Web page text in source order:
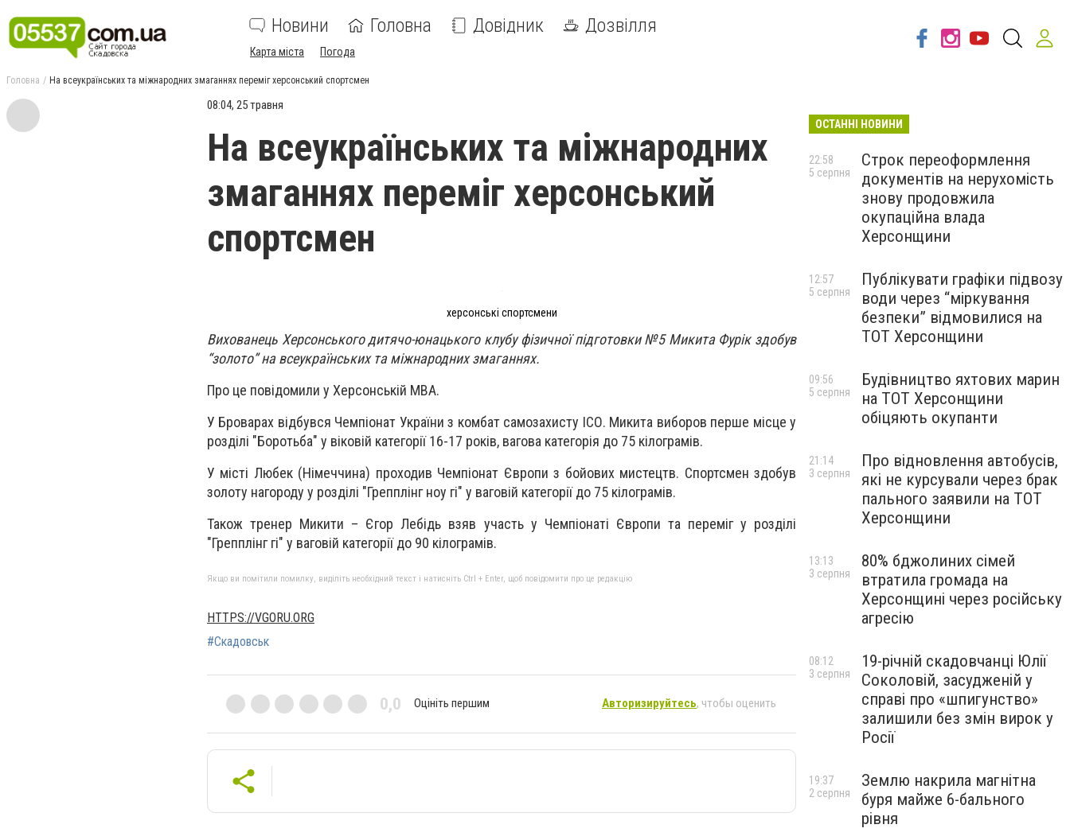
Новини Головна Довідник Дозвілля
Карта міста Погода
Головна На всеукраїнських та міжнародних змаганнях переміг херсонський спортсмен
08:04, 25 травня
На всеукраїнських та міжнародних
змаганнях переміг херсонський
спортсмен
херсонські спортсмени
Вихованець Херсонського дитячо-юнацького клубу фізичної підготовки №5 Микита Фурік здобув
“золото” на всеукраїнських та міжнародних змаганнях.
Про це повідомили у Херсонській МВА.
У Броварах відбувся Чемпіонат України з комбат самозахисту ІСО. Микита виборов перше місце у
розділі "Боротьба" у віковій категорії 16-17 років, вагова категорія до 75 кілограмів.
У місті Любек (Німеччина) проходив Чемпіонат Європи з бойових мистецтв. Спортсмен здобув
золоту нагороду у розділі "Грепплінг ноу гі" у ваговій категорії до 75 кілограмів.
Також тренер Микити – Єгор Лебідь взяв участь у Чемпіонаті Європи та переміг у розділі
"Грепплінг гі" у ваговій категорії до 90 кілограмів.
Якщо ви помітили помилку, виділіть необхідний текст і натисніть Ctrl + Enter, щоб повідомити про це редакцію
HTTPS://VGORU.ORG
#Скадовськ
0,0 Оцініть першим Авторизируйтесь, чтобы оценить
ОСТАННІ НОВИНИ
Строк переоформлення
документів на нерухомість
знову продовжила
окупаційна влада
Херсонщини
22:58
5 серпня
Публікувати графіки підвозу
води через “міркування
безпеки” відмовилися на
ТОТ Херсонщини
12:57
5 серпня
Будівництво яхтових марин
на ТОТ Херсонщини
обіцяють окупанти
09:56
5 серпня
Про відновлення автобусів,
які не курсували через брак
пального заявили на ТОТ
Херсонщини
21:14
3 серпня
80% бджолиних сімей
втратила громада на
Херсонщині через російську
агресію
13:13
3 серпня
19-річній скадовчанці Юлії
Соколовій, засудженій у
справі про «шпигунство»
залишили без змін вирок у
Росії
08:12
3 серпня
Землю накрила магнітна
буря майже 6-бального
рівня
19:37
2 серпня